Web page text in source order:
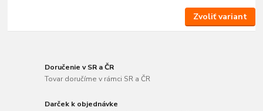
Zvoliť variant
Doručenie v SR a ČR
Tovar doručíme v rámci SR a ČR
Darček k objednávke